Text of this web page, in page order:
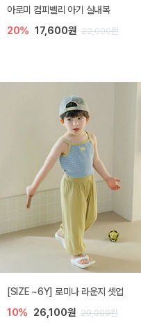
아로미 컴피벨리 아기 실내복
20% 17,600원 22,000원
[SIZE ~6Y] 로미나 라운지 셋업
10% 26,100원 29,000원